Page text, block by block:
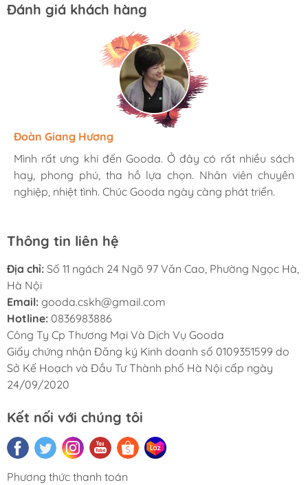
Đánh giá khách hàng
Hương Suri
Mình rất ưng khi đến Gooda. Ở đây có rất nhiều sách
hay, phong phú, tha hồ lựa chọn. Nhân viên chuyên
nghiệp, nhiệt tình. Chúc Gooda ngày càng phát triển.
Đoàn Giang Hương
Mình rất ưng khi đến Gooda. Ở đây có rất nhiều sách
hay, phong phú, tha hồ lựa chọn. Nhân viên chuyên
nghiệp, nhiệt tình. Chúc Gooda ngày càng phát triển.
Ngọc Anh
Mình rất ưng khi đến Gooda. Ở đây có rất nhiều sách
hay, phong phú, tha hồ lựa chọn. Nhân viên chuyên
nghiệp, nhiệt tình. Chúc Gooda ngày càng phát triển.
Thông tin liên hệ
Địa chỉ: Số 11 ngách 24 Ngõ 97 Văn Cao, Phường Ngọc Hà,
Hà Nội
Email: gooda.cskh@gmail.com
Hotline: 0836983886
Công Ty Cp Thương Mại Và Dịch Vụ Gooda
Giấy chứng nhận Đăng ký Kinh doanh số 0109351599 do
Sở Kế Hoạch và Đầu Tư Thành phố Hà Nội cấp ngày
24/09/2020
Kết nối với chúng tôi
Phương thức thanh toán